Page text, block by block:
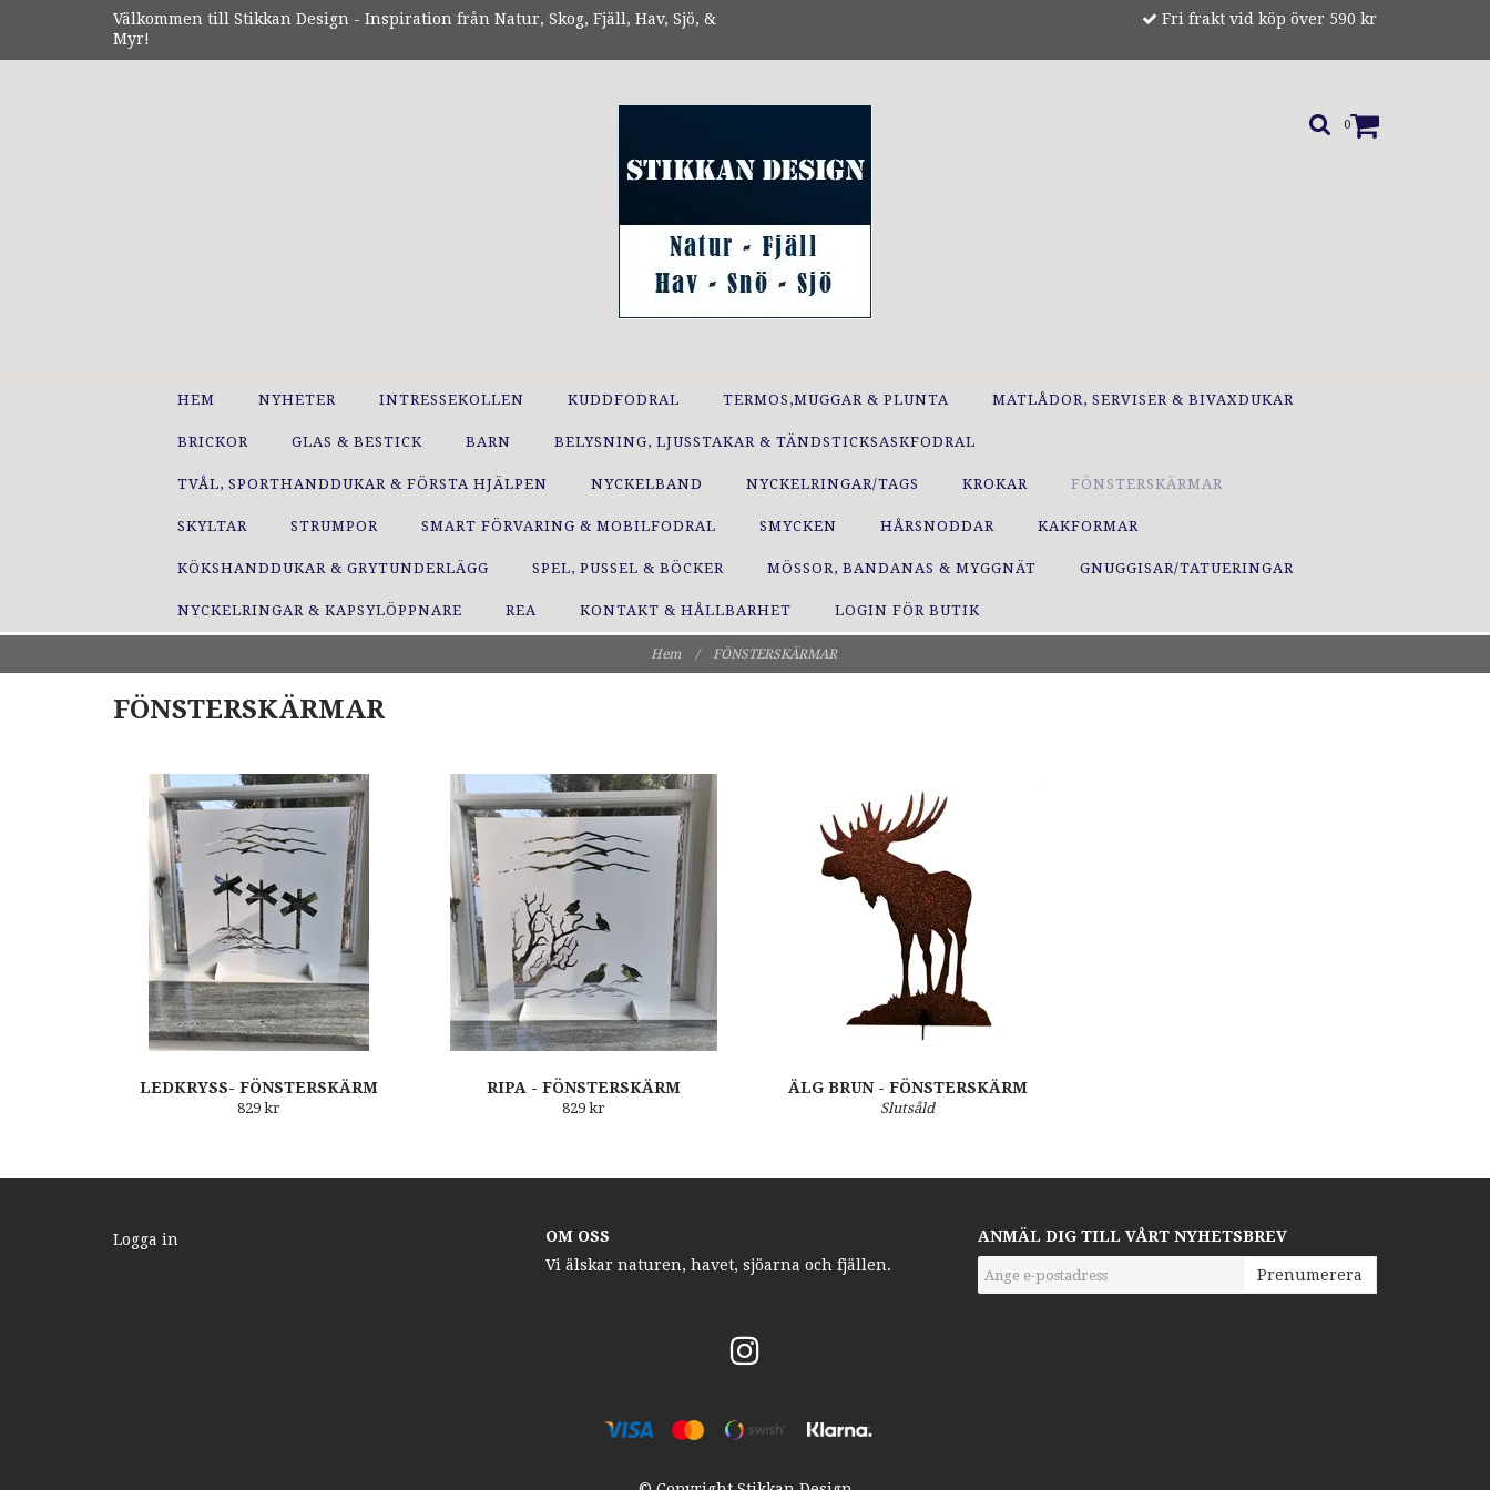
Välkommen till Stikkan Design - Inspiration från Natur, Skog, Fjäll, Hav, Sjö, &
Myr!
Fri frakt vid köp över 590 kr
0
HEM NYHETER INTRESSEKOLLEN KUDDFODRAL TERMOS,MUGGAR & PLUNTA MATLÅDOR, SERVISER & BIVAXDUKAR
BRICKOR GLAS & BESTICK BARN BELYSNING, LJUSSTAKAR & TÄNDSTICKSASKFODRAL
TVÅL, SPORTHANDDUKAR & FÖRSTA HJÄLPEN NYCKELBAND NYCKELRINGAR/TAGS KROKAR FÖNSTERSKÄRMAR
SKYLTAR STRUMPOR SMART FÖRVARING & MOBILFODRAL SMYCKEN HÅRSNODDAR KAKFORMAR
KÖKSHANDDUKAR & GRYTUNDERLÄGG SPEL, PUSSEL & BÖCKER MÖSSOR, BANDANAS & MYGGNÄT GNUGGISAR/TATUERINGAR
NYCKELRINGAR & KAPSYLÖPPNARE REA KONTAKT & HÅLLBARHET LOGIN FÖR BUTIK
Hem / FÖNSTERSKÄRMAR
FÖNSTERSKÄRMAR
LEDKRYSS- FÖNSTERSKÄRM
829 kr
RIPA - FÖNSTERSKÄRM
829 kr
ÄLG BRUN - FÖNSTERSKÄRM
Slutsåld
Logga in
OM OSS
Vi älskar naturen, havet, sjöarna och fjällen.
ANMÄL DIG TILL VÅRT NYHETSBREV
Prenumerera